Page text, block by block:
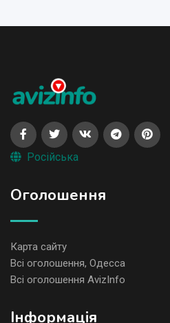
Російська
Оголошення
Карта сайту
Всі оголошення, Одесса
Всі оголошення AvizInfo
Iнформація